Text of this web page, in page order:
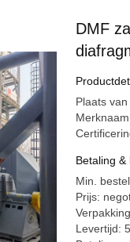
DMF
Plaats
Betaling &
Min.
Prijs:
Levertijd: